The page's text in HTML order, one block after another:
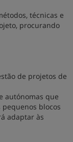
técnicas e
procurando
de projetos de
autónomas que
blocos
adaptar às